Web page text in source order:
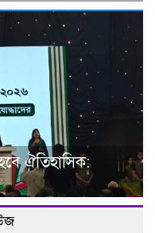
ঐতিহাসিক: